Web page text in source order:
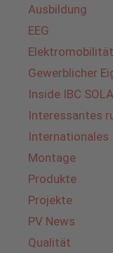
Ausbildung
EEG
Elektromobilität
Gewerblicher
Inside IBC
Interessantes
Internationales
Montage
Produkte
Projekte
PV News
Qualität